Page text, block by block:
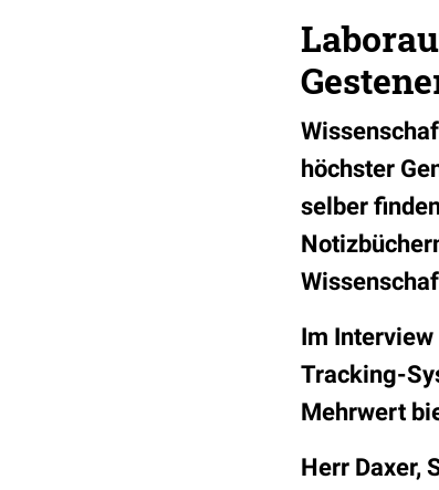
höchster
selber
Im Interview
Tracking-
Mehrwert
Herr Daxer,